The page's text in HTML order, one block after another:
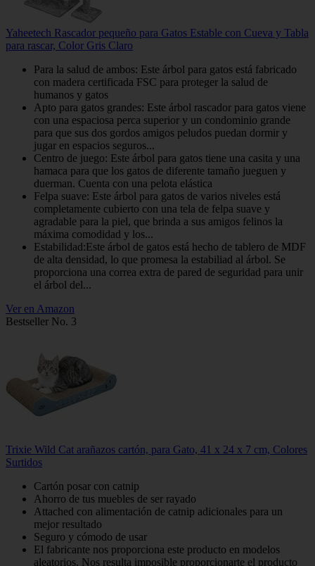
Yaheetech Rascador pequeño para Gatos Estable con Cueva y Tabla
para rascar, Color Gris Claro
Para la salud de ambos: Este árbol para gatos está fabricado
con madera certificada FSC para proteger la salud de
humanos y gatos
Apto para gatos grandes: Este árbol rascador para gatos viene
con una espaciosa perca superior y un condominio grande
para que sus dos gordos amigos peludos puedan dormir y
jugar en espacios seguros...
Centro de juego: Este árbol para gatos tiene una casita y una
hamaca para que los gatos de diferente tamaño jueguen y
duerman. Cuenta con una pelota elástica
Felpa suave: Este árbol para gatos de varios niveles está
completamente cubierto con una tela de felpa suave y
agradable para la piel, que brinda a sus amigos felinos la
máxima comodidad y los...
Estabilidad:Este árbol de gatos está hecho de tablero de MDF
de alta densidad, lo que promesa la estabiliad al árbol. Se
proporciona una correa extra de pared de seguridad para unir
el árbol del...
Ver en Amazon
Bestseller No. 3
Trixie Wild Cat arañazos cartón, para Gato, 41 x 24 x 7 cm, Colores
Surtidos
Cartón posar con catnip
Ahorro de tus muebles de ser rayado
Attached con alimentación de catnip adicionales para un
mejor resultado
Seguro y cómodo de usar
El fabricante nos proporciona este producto en modelos
aleatorios. Nos resulta imposible proporcionarte el producto